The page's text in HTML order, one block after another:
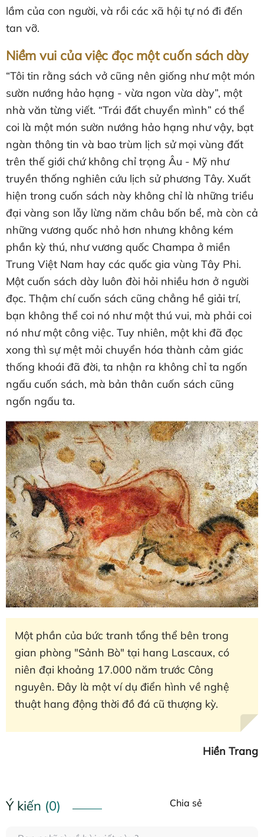
lầm của con người, và rồi các xã hội tự nó đi đến
tan vỡ.
Niềm vui của việc đọc một cuốn sách dày
“Tôi tin rằng sách vở cũng nên giống như một món
sườn nướng hảo hạng - vừa ngon vừa dày”, một
nhà văn từng viết. “Trái đất chuyển mình” có thể
coi là một món sườn nướng hảo hạng như vậy, bạt
ngàn thông tin và bao trùm lịch sử mọi vùng đất
trên thế giới chứ không chỉ trọng Âu - Mỹ như
truyền thống nghiên cứu lịch sử phương Tây. Xuất
hiện trong cuốn sách này không chỉ là những triều
đại vàng son lẫy lừng năm châu bốn bể, mà còn cả
những vương quốc nhỏ hơn nhưng không kém
phần kỳ thú, như vương quốc Champa ở miền
Trung Việt Nam hay các quốc gia vùng Tây Phi.
Một cuốn sách dày luôn đòi hỏi nhiều hơn ở người
đọc. Thậm chí cuốn sách cũng chẳng hề giải trí,
bạn không thể coi nó như một thú vui, mà phải coi
nó như một công việc. Tuy nhiên, một khi đã đọc
xong thì sự mệt mỏi chuyển hóa thành cảm giác
thống khoái đã đời, ta nhận ra không chỉ ta ngốn
ngấu cuốn sách, mà bản thân cuốn sách cũng
ngốn ngấu ta.
Một phần của bức tranh tổng thể bên trong
gian phòng "Sảnh Bò" tại hang Lascaux, có
niên đại khoảng 17.000 năm trước Công
nguyên. Đây là một ví dụ điển hình về nghệ
thuật hang động thời đồ đá cũ thượng kỳ.
Hiền Trang
Ý kiến (0) Chia sẻ